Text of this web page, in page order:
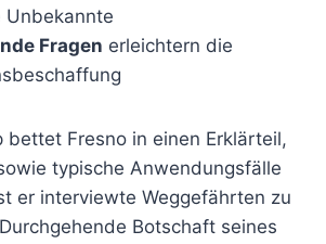
Unbekannte
Fragen erleichtern die
bettet Fresno in einen Erklärteil,
typische Anwendungsfälle
er interviewte Weggefährten zu
Botschaft seines